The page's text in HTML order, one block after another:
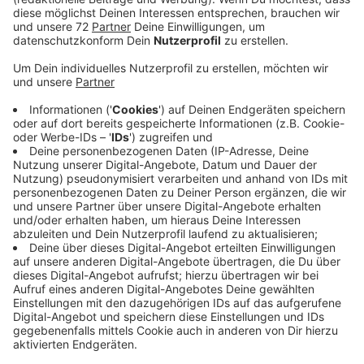
Es soll künftig mehr Mobilstationen geben, an denen
Sie E-Bikes oder E-Roller ausleihen können. Außerdem
soll es weniger Parkplätze an den Straßen in der
Innenstadt geben, hier soll es stattdessen grüner
werden. Aber: Keine Sorge, die Stadt plant
stattdessen neue Parkhäuser. Und sie will auch
bestehende Parkhäuser, zum Beispiel das Parkhaus am
Kreishaus) erweitern. Denn unter dem Strich sollen die
Menschen trotzdem noch hier parken können. Damit
die Stadt zum Shoppen attraktiv bleibt. Genau das soll
sie eben auch stärker für Rad- und Fußgänger werden.
Deshalb sollen einige Bereiche verkehrsberuhigt
werden, durch Pöller oder Fahrradstraßen. Auf dem
Wall sollen nur noch Fußgänger unterwegs sein, ein
Radweg daneben ist angedacht.
Mehr Infos zum Mobilitätskonzept gibt esHIER.